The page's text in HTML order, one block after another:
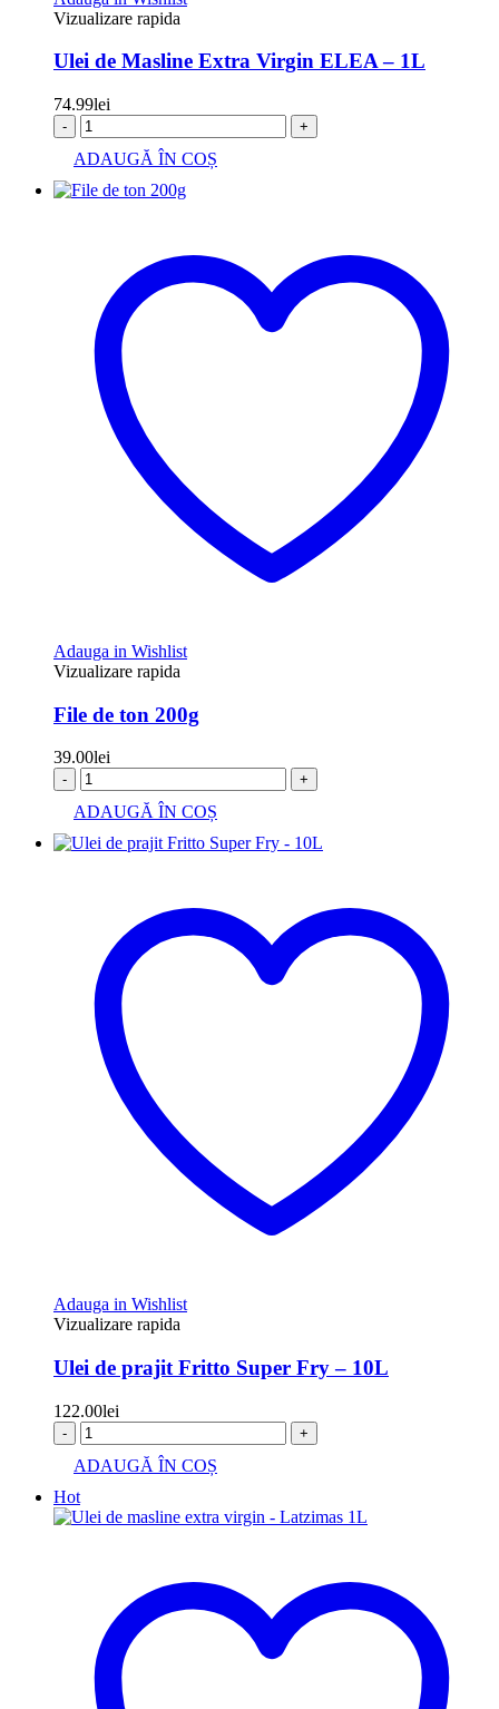
Vizualizare rapida
Ulei de Masline Extra Virgin ELEA – 1L
74.99lei
- +
ADAUGĂ ÎN COȘ
Adauga in Wishlist
Vizualizare rapida
File de ton 200g
39.00lei
- +
ADAUGĂ ÎN COȘ
Adauga in Wishlist
Vizualizare rapida
Ulei de prajit Fritto Super Fry – 10L
122.00lei
- +
ADAUGĂ ÎN COȘ
Hot